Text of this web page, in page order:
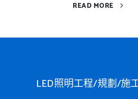
READ MORE
LED照明工程/規劃/施